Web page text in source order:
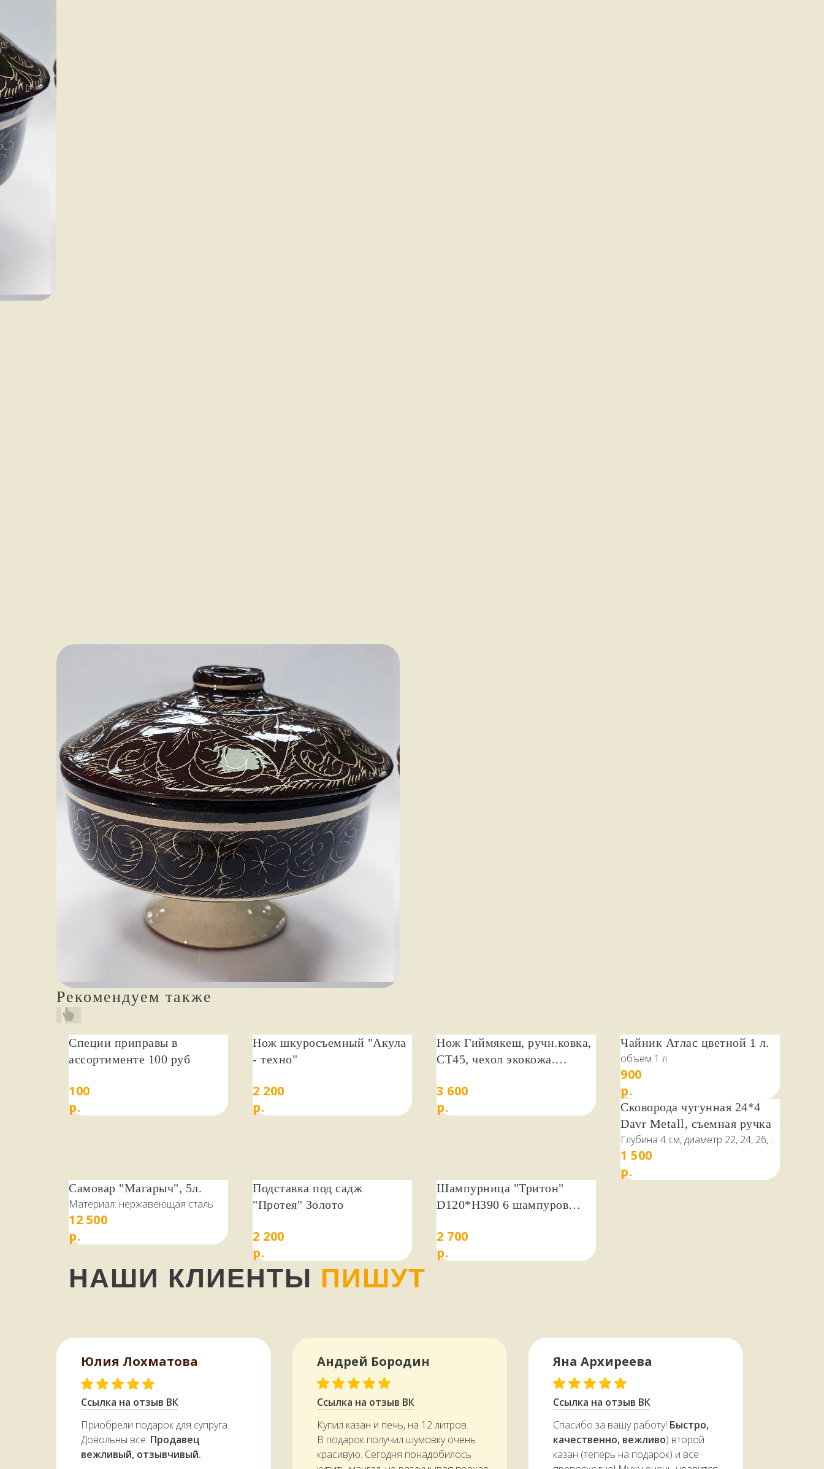
Рекомендуем также
Специи приправы в
ассортименте 100 руб
100
р.
Нож шкуросъемный "Акула
- техно"
2 200
р.
Нож Гиймякеш, ручн.ковка,
СТ45, чехол экокожа.
3 600
р.
Чайник Атлас цветной 1 л.
объем 1 л
900
р.
Сковорода чугунная 24*4
Davr Metall, съемная ручка
Глубина 4 см, диаметр 22, 24, 26,
28 см
1 500
р.
Самовар "Магарыч", 5л.
Материал: нержавеющая сталь
12 500
р.
Подставка под садж
"Протея" Золото
2 200
р.
Шампурница "Тритон"
D120*H390 6 шампуров
2 700
р.
НАШИ КЛИЕНТЫ ПИШУТ
Купил казан и печь, на 12 литров.
В подарок получил шумовку очень
красивую. Сегодня понадобилось
Спасибо за вашу работу! Быстро,
качественно, вежливо) второй
казан (теперь на подарок) и все
Приобрели подарок для супруга.
Довольны все. Продавец
вежливый, отзывчивый.
Ссылка на отзыв ВК Ссылка на отзыв ВК
Ссылка на отзыв ВК
Юлия Лохматова Андрей Бородин Яна Архиреева